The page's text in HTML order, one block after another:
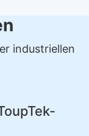
industriellen